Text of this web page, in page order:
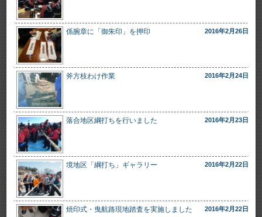
係腕章に「御朱印」を押印 2016年2月26日
斧方枝わけ作業 2016年2月24日
落合地区綱打ちを行いました 2016年2月23日
境地区「綱打ち」ギャラリー 2016年2月22日
焼印式・曳航路現地踏査を実施しました 2016年2月22日